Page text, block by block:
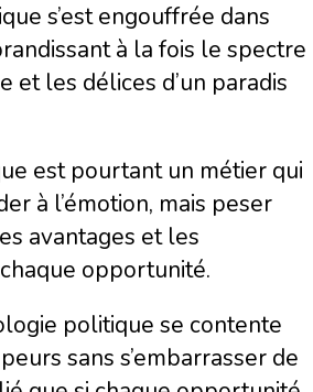
s’est engouffrée dans
à la fois le spectre
et les délices d’un paradis
est pourtant un métier qui
à l’émotion, mais peser
avantages et les
opportunité.
politique se contente
sans s’embarrasser de